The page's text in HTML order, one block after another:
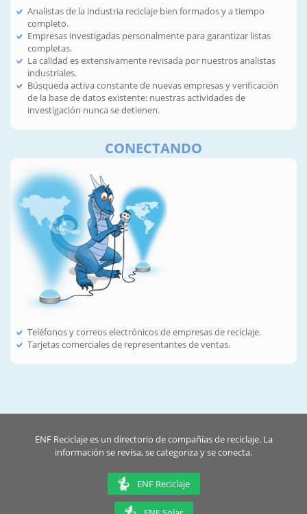
Analistas de la industria reciclaje bien formados y a tiempo
completo.
Empresas investigadas personalmente para garantizar listas
completas.
La calidad es extensivamente revisada por nuestros analistas
industriales.
Búsqueda activa constante de nuevas empresas y verificación
de la base de datos existente: nuestras actividades de
investigación nunca se detienen.
CONECTANDO
Teléfonos y correos electrónicos de empresas de reciclaje.
Tarjetas comerciales de representantes de ventas.
ENF Reciclaje es un directorio de compañías de reciclaje. La
información se revisa, se categoriza y se conecta.
ENF Reciclaje